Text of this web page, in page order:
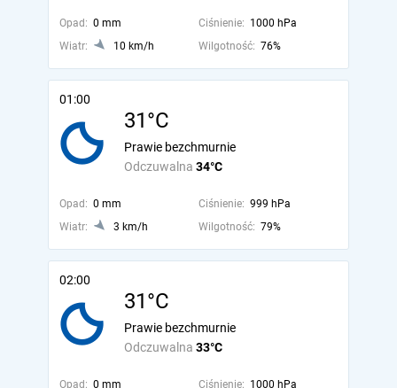
Opad: 0 mm Ciśnienie: 1000 hPa
Wiatr:
10 km/h Wilgotność: 76%
01:00
31°C
Odczuwalna 34°C
Prawie bezchmurnie
Opad: 0 mm Ciśnienie: 999 hPa
Wiatr:
3 km/h Wilgotność: 79%
02:00
31°C
Odczuwalna 33°C
Prawie bezchmurnie
Opad: 0 mm Ciśnienie: 1000 hPa